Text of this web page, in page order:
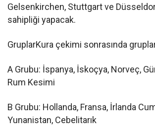
Gelsenkirchen, Stuttgart ve
sahipliği yapacak.
GruplarKura çekimi sonrasında
A Grubu: İspanya, İskoçya, Norveç,
Rum Kesimi
B Grubu: Hollanda, Fransa, İrlanda
Yunanistan, Cebelitarık